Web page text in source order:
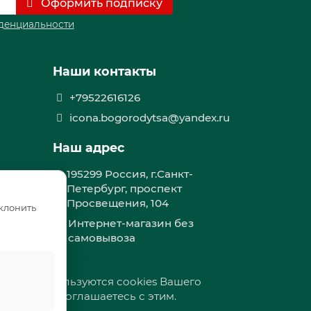
Оформить подписку
Наши контакты
+79522616126
icona.bogorodytsa@yandex.ru
Наш адрес
195299 Россия, г.Санкт-
Петербург, проспект
Просвещения, 104
Интернет-магазин без
самовывоза
Используются cookies Вашего
сайт, вы соглашаетесь с этим.